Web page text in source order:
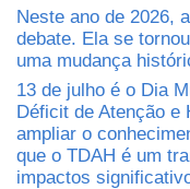
Neste ano de 2026,
debate. Ela se
uma mudança
13 de julho é o Dia
Déficit de Atenção e
ampliar o
que o TDAH é um
impactos